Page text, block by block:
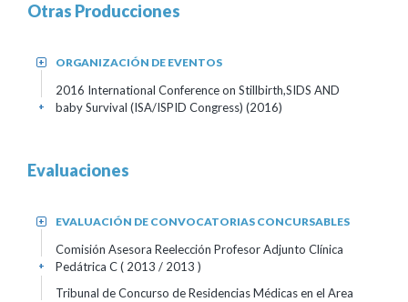
Otras Producciones
ORGANIZACIÓN DE EVENTOS
+
2016 International Conference on Stillbirth,SIDS AND
baby Survival (ISA/ISPID Congress) (2016)
+
Evaluaciones
EVALUACIÓN DE CONVOCATORIAS CONCURSABLES
+
Comisión Asesora Reelección Profesor Adjunto Clínica
Pedátrica C( 2013 / 2013 )
+
Tribunal de Concurso de Residencias Médicas en el Area